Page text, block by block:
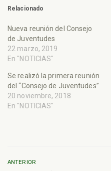
Relacionado
Nueva reunión del Consejo
de Juventudes
22 marzo, 2019
En "NOTICIAS"
Se realizó la primera reunión
del “Consejo de Juventudes”
20 noviembre, 2018
En "NOTICIAS"
ANTERIOR